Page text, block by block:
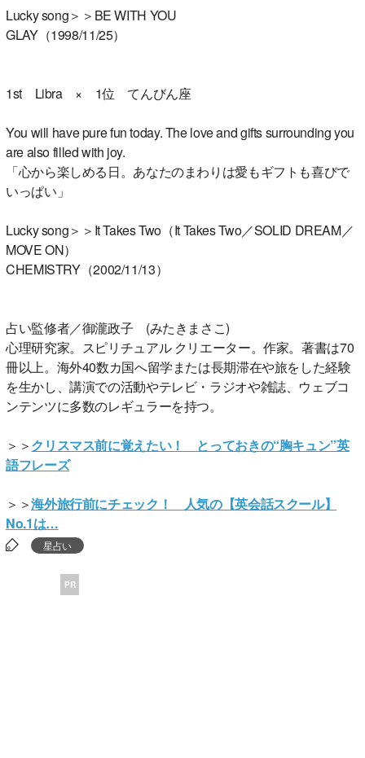
Lucky song＞＞BE WITH YOU
GLAY（1998/11/25）
1st Libra × 1位 てんびん座
You will have pure fun today. The love and gifts surrounding you
are also filled with joy.
「心から楽しめる日。あなたのまわりは愛もギフトも喜びで
いっぱい」
Lucky song＞＞It Takes Two（It Takes Two／SOLID DREAM／
MOVE ON）
CHEMISTRY（2002/11/13）
占い監修者／御瀧政子 (みたきまさこ)
心理研究家。スピリチュアル クリエーター。作家。著書は70
冊以上。海外40数カ国へ留学または長期滞在や旅をした経験
を生かし、講演での活動やテレビ・ラジオや雑誌、ウェブコ
ンテンツに多数のレギュラーを持つ。
＞＞クリスマス前に覚えたい！ とっておきの“胸キュン”英
語フレーズ
＞＞海外旅行前にチェック！ 人気の【英会話スクール】
No.1は…
星占い
PR